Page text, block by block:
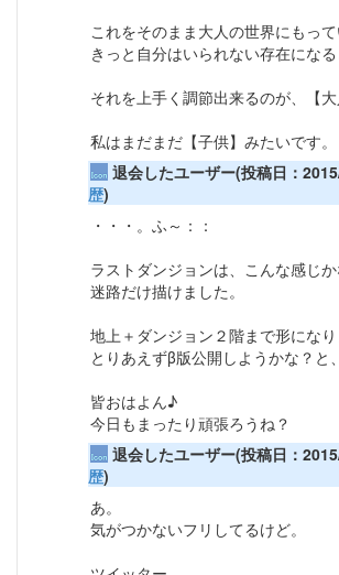
これをそのまま大人の世界にもって
きっと自分はいられない存在になる
それを上手く調節出来るのが、【大
私はまだまだ【子供】みたいです
退会したユーザー(投稿日：
歴)
・・・。ふ～：：
ラストダンジョンは、こんな感じか
迷路だけ描けました。
地上＋ダンジョン２階まで形になり
とりあえずβ版公開しようかな？と
皆おはよん♪
今日もまったり頑張ろうね？
退会したユーザー(投稿日：
歴)
あ。
気がつかないフリしてるけど。